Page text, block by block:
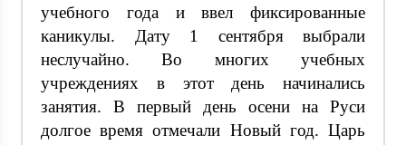
учебного года и ввел фиксированные
каникулы. Дату 1 сентября выбрали
неслучайно. Во многих учебных
учреждениях в этот день начинались
занятия. В первый день осени на Руси
долгое время отмечали Новый год. Царь